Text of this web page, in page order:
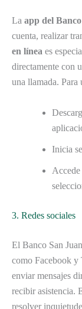
La app del
cuenta, realizar
en línea es
directamente con
una llamada. Para
Inicia
Accede
3. Redes sociales
El Banco San
como Facebook y
enviar mensajes
recibir asistencia.
resolver